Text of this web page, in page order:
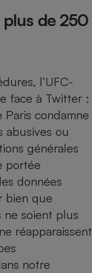
de 250
l’UFC-
face à Twitter :
condamne
abusives ou
générales
portée
données
bien que
ne soient plus
réapparaissent
notre